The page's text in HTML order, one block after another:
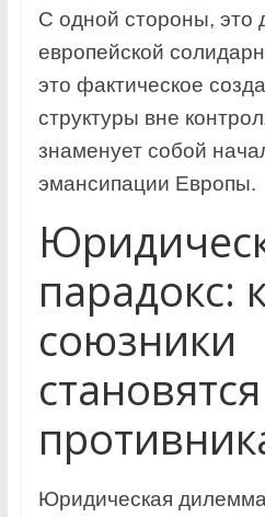
С одной стороны, это
европейской
это фактическое
структуры вне
знаменует собой
эмансипации Европы.
парадокс:
союзники
становятся
Юридическая